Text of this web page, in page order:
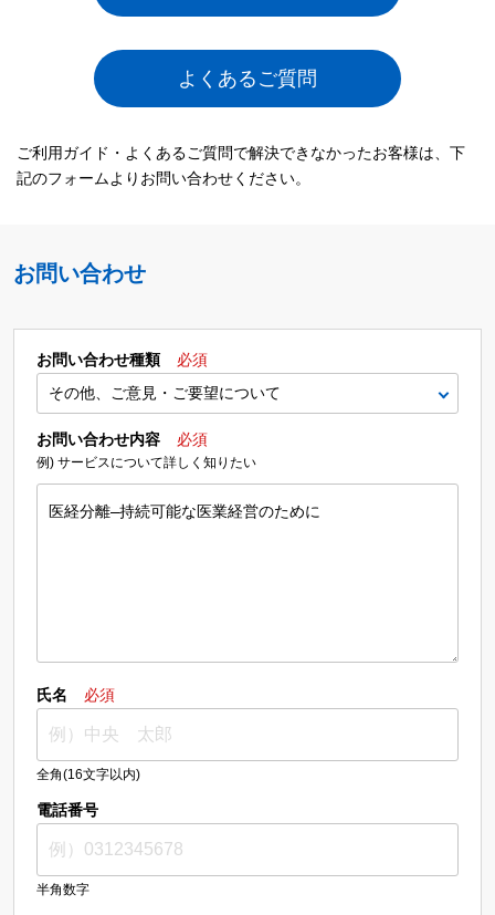
よくあるご質問
ご利用ガイド・よくあるご質問で解決できなかったお客様は、下
記のフォームよりお問い合わせください。
お問い合わせ
お問い合わせ種類 必須
お問い合わせ内容 必須
例) サービスについて詳しく知りたい
氏名 必須
全角(16文字以内)
電話番号
半角数字